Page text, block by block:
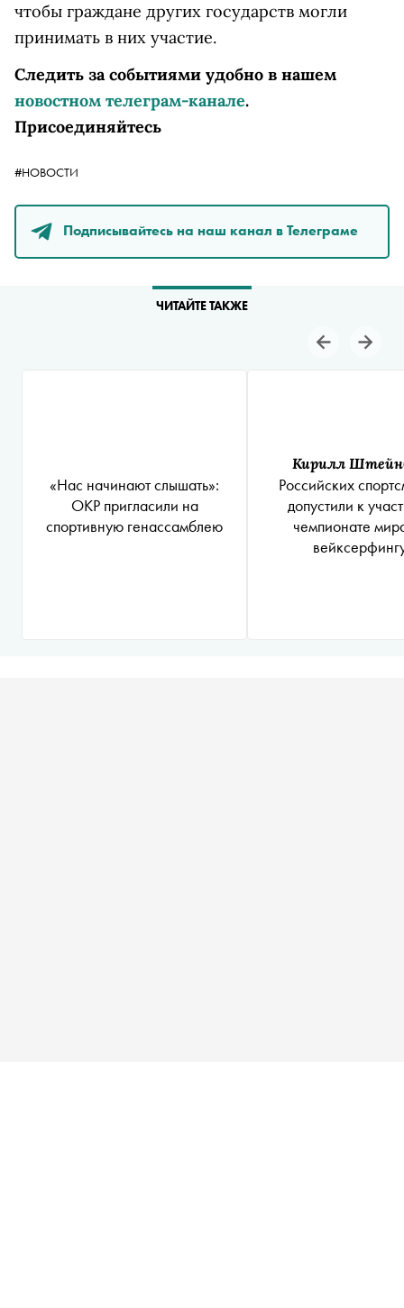
чтобы граждане других государств могли
принимать в них участие.
Следить за событиями удобно в нашем
новостном телеграм-канале.
Присоединяйтесь
#НОВОСТИ
Подписывайтесь на наш канал в Телеграме
ЧИТАЙТЕ ТАКЖЕ
«Нас начинают слышать»:
ОКР пригласили на
спортивную генассамблею
Кирилл
Российских
допустили к
чемпионате